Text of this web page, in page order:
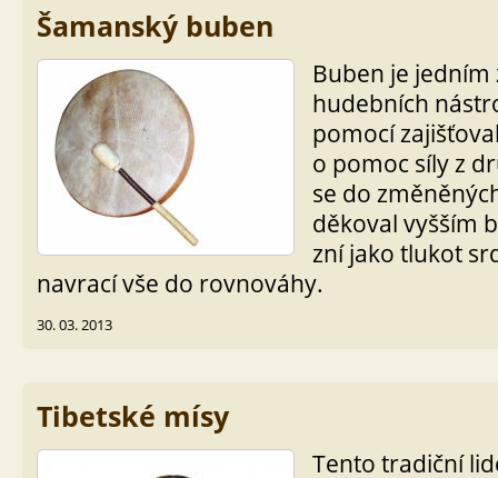
Šamanský buben
Buben je jedním
hudebních
pomocí
o pomoc síly z
se do
děkoval vyšším
zní jako tlukot
navrací vše do rovnováhy.
30. 03. 2013
Tibetské mísy
Tento tradiční